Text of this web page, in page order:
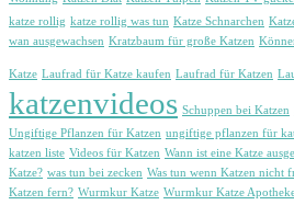
katze rollig katze rollig was tun Katze Schnarchen
wan ausgewachsen Kratzbaum für große Katzen
Katze Laufrad für Katze kaufen Laufrad für Katzen
katzenvideos Schuppen bei Katzen
Ungiftige Pflanzen für Katzen ungiftige pflanzen für
katzen liste Videos für Katzen Wann ist eine Katze
Katze? was tun bei zecken Was tun wenn Katzen nicht
Katzen fern? Wurmkur Katze Wurmkur Katze